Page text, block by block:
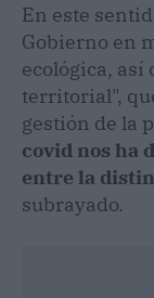
En este
Gobierno en
ecológica, así
territorial",
gestión de la
covid nos ha
entre la
subrayado.